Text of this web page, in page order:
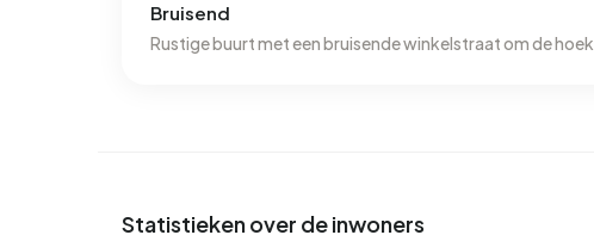
Bruisend
Rustige buurt met een bruisende winkelstraat om de hoek
Statistieken over de inwoners